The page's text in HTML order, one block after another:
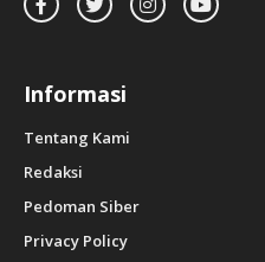
Informasi
Tentang Kami
Redaksi
Pedoman Siber
Privacy Policy